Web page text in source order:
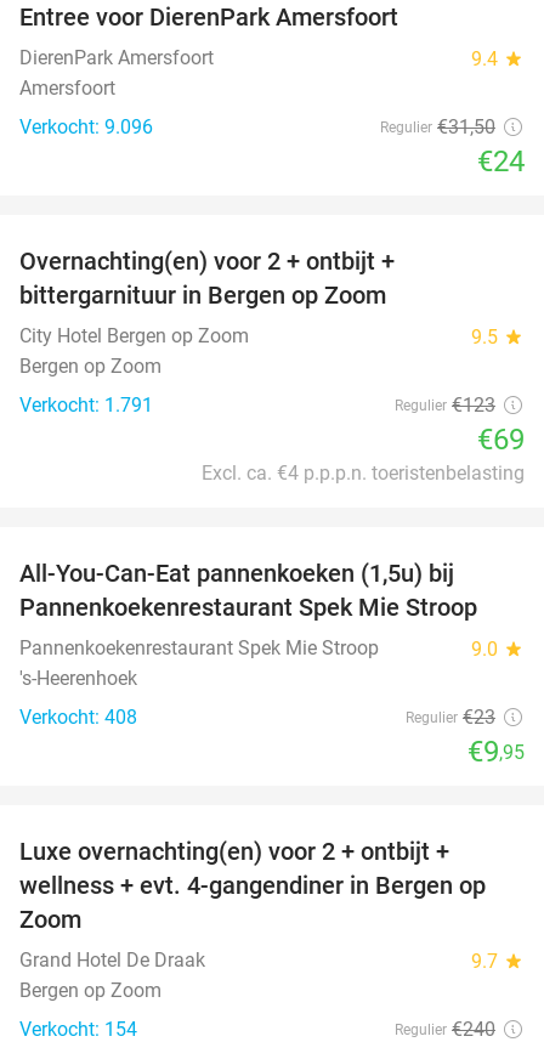
Entree voor DierenPark Amersfoort
DierenPark Amersfoort 9.4 star
Amersfoort
Verkocht: 9.096
Regulier €31,50
€24
Overnachting(en) voor 2 + ontbijt +
bittergarnituur in Bergen op Zoom
City Hotel Bergen op Zoom 9.5 star
Bergen op Zoom
Verkocht: 1.791
Regulier €123
€69
Excl. ca. €4 p.p.p.n. toeristenbelasting
All-You-Can-Eat pannenkoeken (1,5u) bij
Pannenkoekenrestaurant Spek Mie Stroop
Pannenkoekenrestaurant Spek Mie Stroop 9.0 star
's-Heerenhoek
Verkocht: 408
Regulier €23
€9,95
Luxe overnachting(en) voor 2 + ontbijt +
wellness + evt. 4-gangendiner in Bergen op
Zoom
Grand Hotel De Draak 9.7 star
Bergen op Zoom
Verkocht: 154
Regulier €240